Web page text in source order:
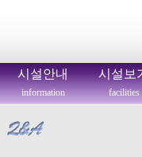
시설안내
information
시설보
facilities